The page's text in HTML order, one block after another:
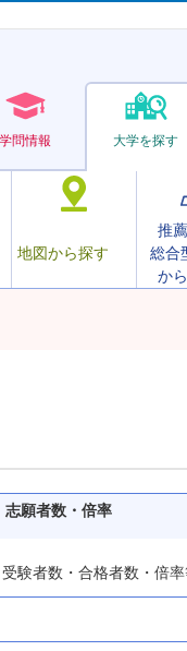
学問情報 大学を探す
地図から探す
推
総合
か
志願者数・倍率
験者数・合格者数・倍率